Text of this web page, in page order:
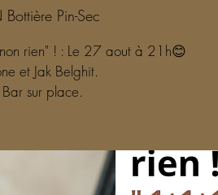
Bottière Pin-Sec
rien" ! : Le 27 aout à 21h😊
et Jak Belghit.
sur place.